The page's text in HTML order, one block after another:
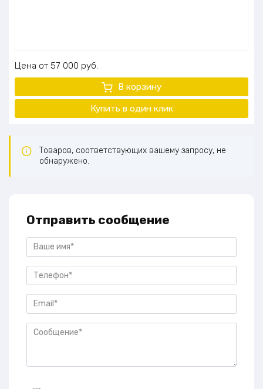
Цена 57 000 руб.
В корзину
Купить в один клик
Товаров, соответствующих вашему запросу, не
обнаружено.
Отправить сообщение